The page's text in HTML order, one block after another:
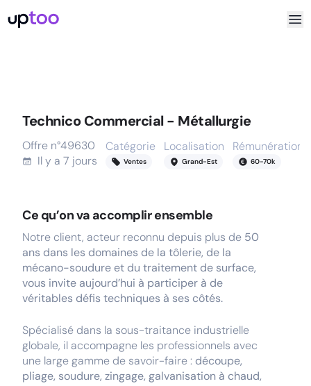
Technico Commercial - Métallurgie
Offre n°49630
Il y a 7 jours
Catégorie
Ventes
Localisation
Grand-Est
Rémunération
60-70k
Ce qu’on va accomplir ensemble
Notre client, acteur reconnu depuis plus de 50
ans dans les domaines de la tôlerie, de la
mécano-soudure et du traitement de surface,
vous invite aujourd’hui à participer à de
véritables défis techniques à ses côtés.
Spécialisé dans la sous-traitance industrielle
globale, il accompagne les professionnels avec
une large gamme de savoir-faire : découpe,
pliage, soudure, zingage, galvanisation à chaud,